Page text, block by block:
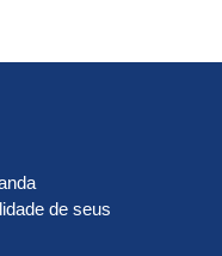
de seus